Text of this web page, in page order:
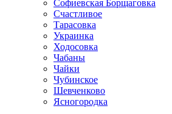
Софиевская Борщаговка
Счастливое
Тарасовка
Украинка
Ходосовка
Чабаны
Чайки
Чубинское
Шевченково
Ясногородка